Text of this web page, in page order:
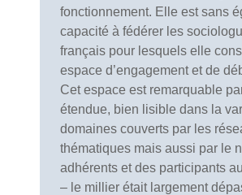
fonctionnement. Elle est sans
capacité à fédérer les
français pour lesquels elle
espace d’engagement et de
Cet espace est remarquable
étendue, bien lisible dans la
domaines couverts par les
thématiques mais aussi par le
adhérents et des participants
– le millier était largement